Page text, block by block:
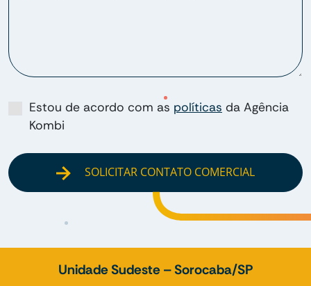
Estou de acordo com as políticas da Agência
Kombi
SOLICITAR CONTATO COMERCIAL
Unidade Sudeste – Sorocaba/SP